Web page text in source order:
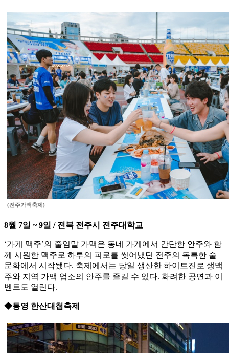
(전주가맥축제)
8월 7일 ~ 9일 / 전북 전주시 전주대학교
‘가게 맥주’의 줄임말 가맥은 동네 가게에서 간단한 안주와 함
께 시원한 맥주로 하루의 피로를 씻어냈던 전주의 독특한 술
문화에서 시작됐다. 축제에서는 당일 생산한 하이트진로 생맥
주와 지역 가맥 업소의 안주를 즐길 수 있다. 화려한 공연과 이
벤트도 열린다.
◆통영 한산대첩축제